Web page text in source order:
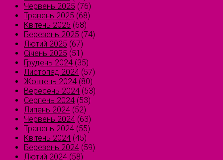
Червень 2025 (76)
Травень 2025 (68)
Квітень 2025 (68)
Березень 2025 (74)
Лютий 2025 (67)
Січень 2025 (51)
Грудень 2024 (35)
Листопад 2024 (57)
Жовтень 2024 (80)
Вересень 2024 (53)
Серпень 2024 (53)
Липень 2024 (52)
Червень 2024 (63)
Травень 2024 (55)
Квітень 2024 (45)
Березень 2024 (59)
Лютий 2024 (58)